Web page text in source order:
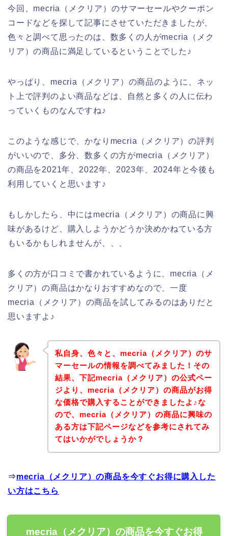
今回、mecria（メクリア）のサマーセールやクーポン
コードなどを探して記事にさせていただきましたが、
色々と調べて思ったのは、数多くの人がmecria（メク
リア）の商品に満足しているということでした♪
やっぱり、mecria（メクリア）の商品のように、ネッ
ト上で評判のよい商品などは、自然と多くの人に伝わ
っていくものなんですね♪
このような感じで、かなりmecria（メクリア）の評判
がいいので、多分、数多くの方がmecria（メクリア）
の商品を2021年、2022年、2023年、2024年と今後も
利用していくと思います♪
もしかしたら、中にはmecria（メクリア）の商品に興
味があるけど、購入しようかどうか決めかねている方
もいるかもしれませんが、、、
多くの方が口コミで書かれているように、mecria（メ
クリア）の商品はかなりおすすめなので、一度
mecria（メクリア）の商品を試してみるのはありだと
思いますよ♪
私自身、色々と、mecria（メクリア）のサ
マーセールの情報を調べてみました！その
結果、下記mecria（メクリア）の公式ペー
ジより、mecria（メクリア）の商品がお得
な価格で購入することができましたよ♪な
ので、mecria（メクリア）の商品に興味の
ある方は下記ページなどを参考にされてみ
てはいかがでしょうか？
⇒mecria（メクリア）の商品を今すぐお得に購入した
い方はこちら
mecria（メクリア）の商品を今すぐお得